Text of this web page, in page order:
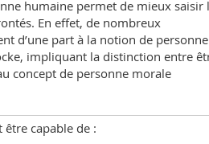
humaine permet de mieux saisir
En effet, de nombreux
d’une part à la notion de personne
impliquant la distinction entre
concept de personne morale
capable de :